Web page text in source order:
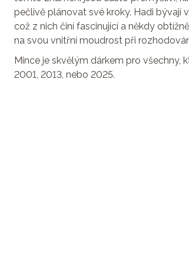
pečlivě plánovat své kroky. Hadi bývají
což z nich činí fascinující a někdy
na svou vnitřní moudrost při
Mince je skvělým dárkem pro všechny,
2001, 2013, nebo 2025.